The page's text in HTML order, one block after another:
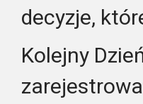
decyzje,
Kolejny